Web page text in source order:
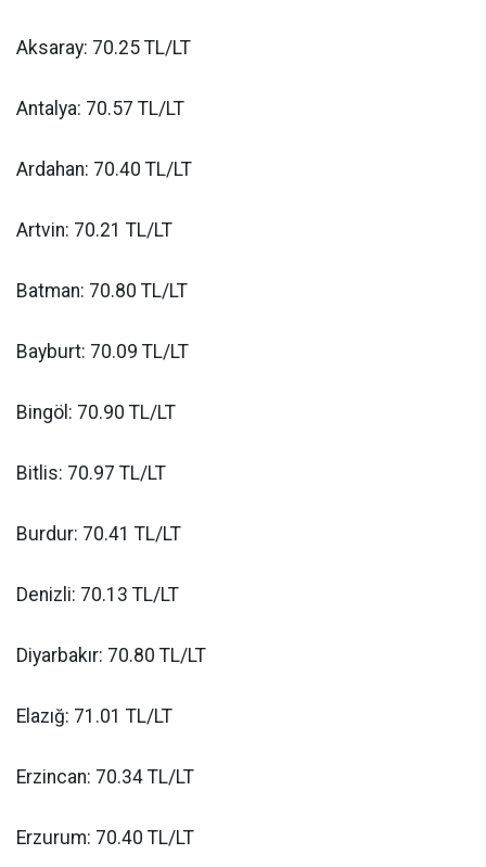
Aksaray: 70.25 TL/LT
Antalya: 70.57 TL/LT
Ardahan: 70.40 TL/LT
Artvin: 70.21 TL/LT
Batman: 70.80 TL/LT
Bayburt: 70.09 TL/LT
Bingöl: 70.90 TL/LT
Bitlis: 70.97 TL/LT
Burdur: 70.41 TL/LT
Denizli: 70.13 TL/LT
Diyarbakır: 70.80 TL/LT
Elazığ: 71.01 TL/LT
Erzincan: 70.34 TL/LT
Erzurum: 70.40 TL/LT